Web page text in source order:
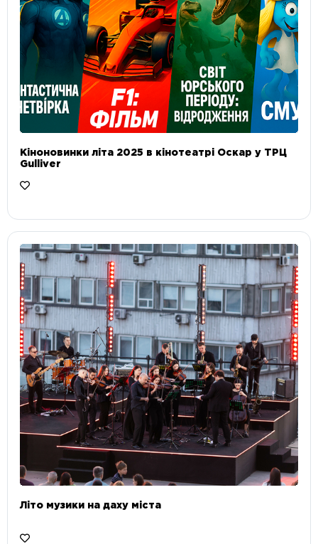
Кіноновинки літа 2025 в кінотеатрі Оскар у ТРЦ
Gulliver
Літо музики на даху міста